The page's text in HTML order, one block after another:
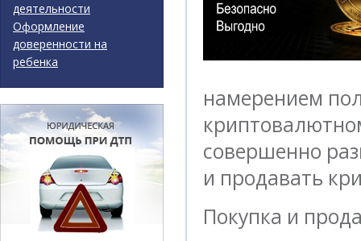
намерением
совершенно
и продавать
Покупка и
деятельности
Оформление
доверенности на
ребенка